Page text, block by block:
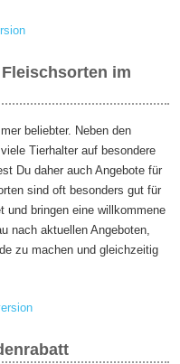
im
beliebter. Neben den
Tierhalter auf besondere
Du daher auch Angebote für
sind oft besonders gut für
und bringen eine willkommene
nach aktuellen Angeboten,
zu machen und gleichzeitig